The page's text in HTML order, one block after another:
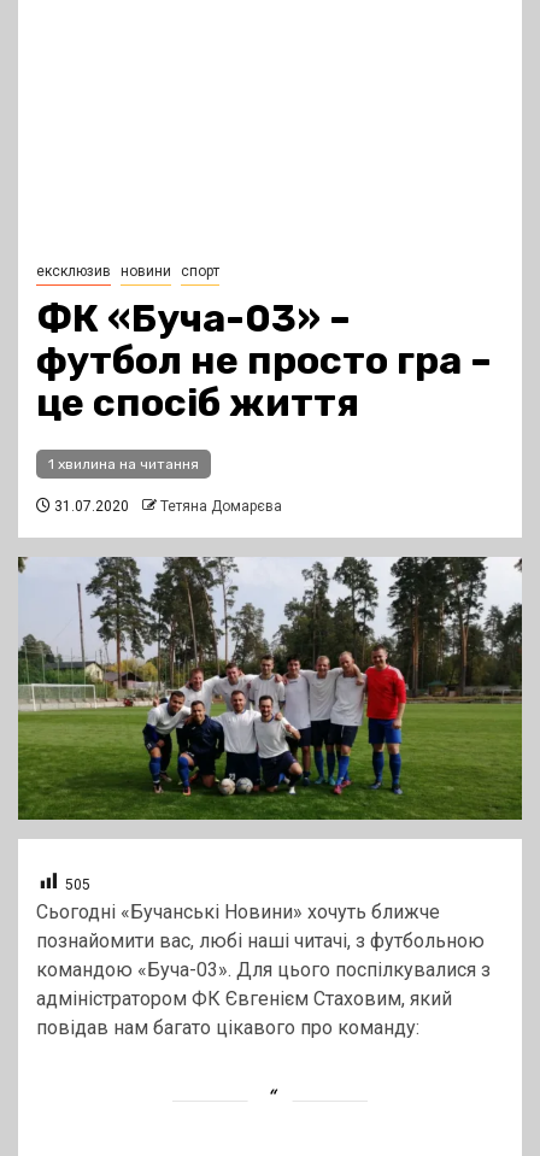
ексклюзив новини спорт
ФК «Буча-03» –
футбол не просто гра –
це спосіб життя
1 хвилина на читання
31.07.2020 Тетяна Домарєва
505
Сьогодні «Бучанські Новини» хочуть ближче
познайомити вас, любі наші читачі, з футбольною
командою «Буча-03». Для цього поспілкувалися з
адміністратором ФК Євгенієм Стаховим, який
повідав нам багато цікавого про команду: